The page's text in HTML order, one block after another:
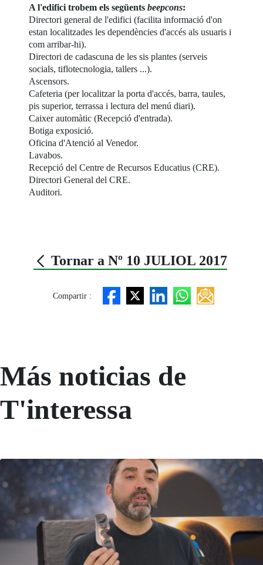
A l'edifici trobem els següentsbeepcons:
Directori general de l'edifici (facilita informació d'on
estan localitzades les dependències d'accés als usuaris i
com arribar-hi).
Directori de cadascuna de les sis plantes (serveis
socials, tiflotecnologia, tallers ...).
Ascensors.
Cafeteria (per localitzar la porta d'accés, barra, taules,
pis superior, terrassa i lectura del menú diari).
Caixer automàtic (Recepció d'entrada).
Botiga exposició.
Oficina d'Atenció al Venedor.
Lavabos.
Recepció del Centre de Recursos Educatius (CRE).
Directori General del CRE.
Auditori.
Tornar a Nº 10 JULIOL 2017
Compartir :
Más noticias de
T'interessa